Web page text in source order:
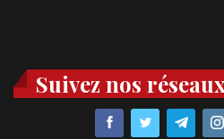
Suivez nos